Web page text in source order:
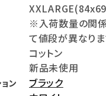
※入荷数量の関係
て値段が異なりま
コットン
新品未使用
ン
ブラック